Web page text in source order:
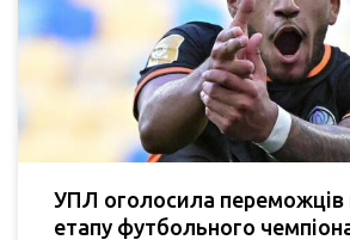
УПЛ оголосила переможців
етапу футбольного